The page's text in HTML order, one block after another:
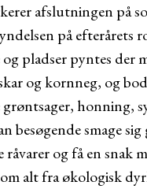
afslutningen på
på efterårets
pladser pyntes der
og kornneg, og
honning,
besøgende smage sig
råvarer og få en snak
alt fra økologisk